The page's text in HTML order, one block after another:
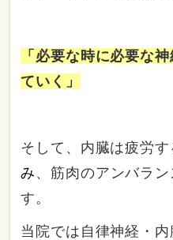
「必要な時に必要な
ていく」
そして、内臓は疲労す
み 、筋肉のアンバラ
す。
当院では自律神経・